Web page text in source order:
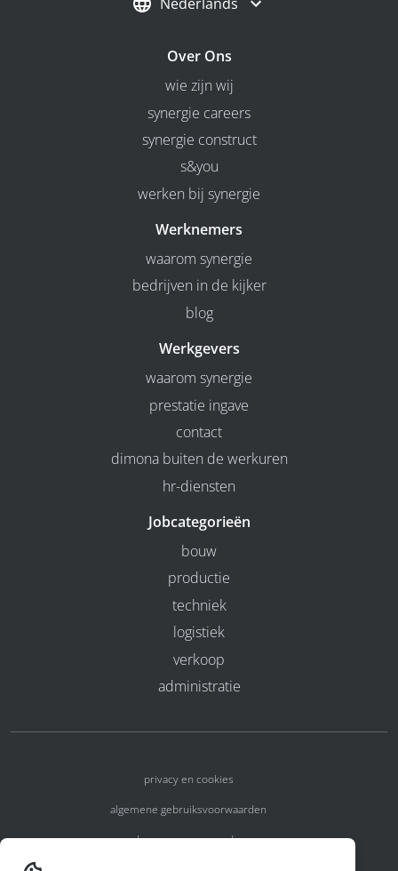
Over Ons
wie zijn wij
synergie careers
synergie construct
s&you
werken bij synergie
Werknemers
waarom synergie
bedrijven in de kijker
blog
Werkgevers
waarom synergie
prestatie ingave
contact
dimona buiten de werkuren
hr-diensten
Jobcategorieën
bouw
productie
techniek
logistiek
verkoop
administratie
privacy en cookies
algemene gebruiksvoorwaarden
algemene voorwaarden